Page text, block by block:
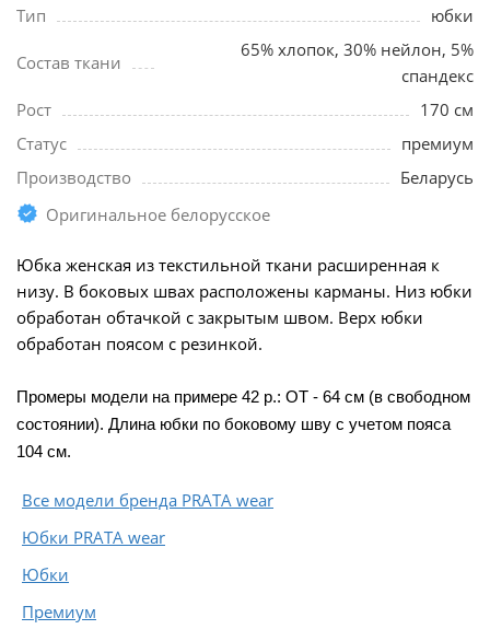
Тип
юбки
Состав ткани
65% хлопок, 30% нейлон, 5%
спандекс
Рост
170 см
Статус
премиум
Производство
Беларусь
Оригинальное белорусское
Юбка женская из текстильной ткани расширенная к
низу. В боковых швах расположены карманы. Низ юбки
обработан обтачкой с закрытым швом. Верх юбки
обработан поясом с резинкой.
Промеры модели на примере 42 р.: ОТ - 64 см (в свободном
состоянии). Длина юбки по боковому шву с учетом пояса
104 см.
Все модели бренда PRATA wear
Юбки PRATA wear
Юбки
Премиум